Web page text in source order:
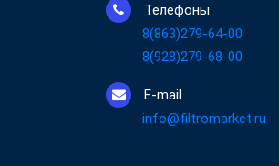
Телефоны
8(863)279-64-00
8(928)279-68-00
E-mail
info@filtromarket.ru